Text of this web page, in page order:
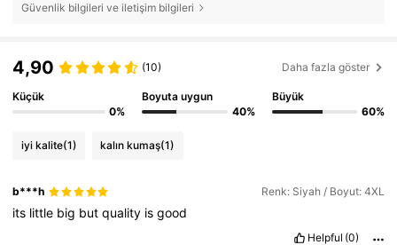
Güvenlik bilgileri ve iletişim bilgileri
4,90 (10) Daha fazla göster
Küçük
0%
Boyuta uygun
40%
Büyük
60%
iyi kalite(1) kalın kumaş(1)
b***h Renk: Siyah / Boyut: 4XL
its little big butquality isgood
Helpful (0)